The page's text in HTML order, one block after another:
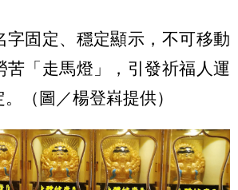
固定、穩定顯示，不可移動
苦「走馬燈」，引發祈福人運
（圖／楊登嵙提供）